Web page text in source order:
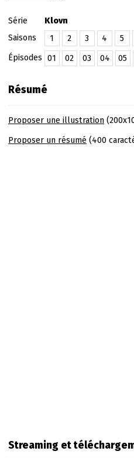
Série
Klovn
Saisons
1 2 3 4 5
Épisodes
01 02 03 04 05
Résumé
Proposer une illustration
Proposer un résumé (400
Streaming et